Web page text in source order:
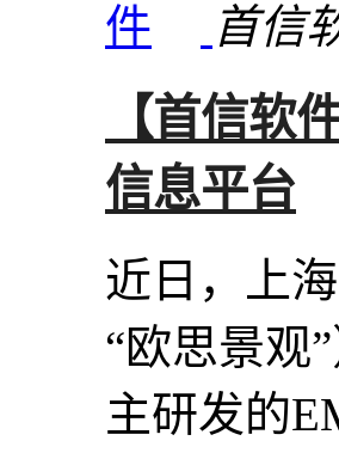
首信
【首信软
信息平台
近日，上
“欧思景观
主研发的